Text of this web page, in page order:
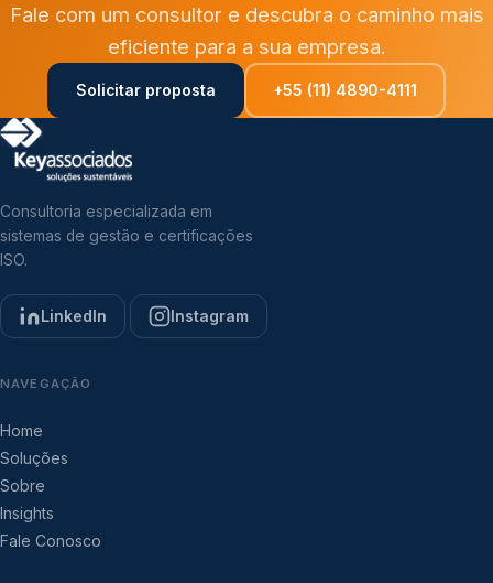
Fale com um consultor e descubra o caminho mais
eficiente para a sua empresa.
Solicitar proposta +55 (11) 4890-4111
Consultoria especializada em
sistemas de gestão e certificações
ISO.
LinkedIn Instagram
NAVEGAÇÃO
Home
Soluções
Sobre
Insights
Fale Conosco